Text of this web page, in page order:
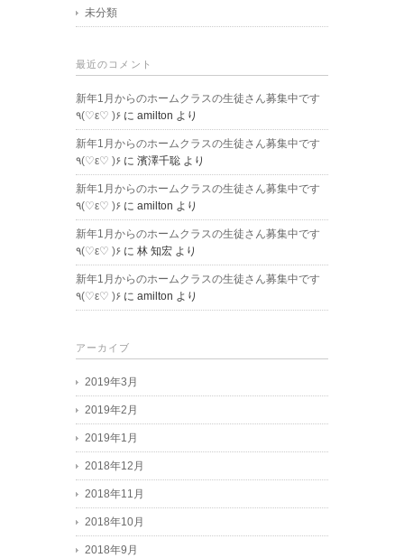
未分類
最近のコメント
新年1月からのホームクラスの生徒さん募集中です
٩(♡ε♡ )۶ に amilton より
新年1月からのホームクラスの生徒さん募集中です
٩(♡ε♡ )۶ に 濱澤千聡 より
新年1月からのホームクラスの生徒さん募集中です
٩(♡ε♡ )۶ に amilton より
新年1月からのホームクラスの生徒さん募集中です
٩(♡ε♡ )۶ に 林 知宏 より
新年1月からのホームクラスの生徒さん募集中です
٩(♡ε♡ )۶ に amilton より
アーカイブ
2019年3月
2019年2月
2019年1月
2018年12月
2018年11月
2018年10月
2018年9月